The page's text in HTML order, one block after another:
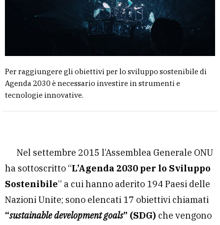
Per raggiungere gli obiettivi per lo sviluppo sostenibile di
Agenda 2030 è necessario investire in strumenti e
tecnologie innovative.
Nel settembre 2015 l’Assemblea Generale ONU
ha sottoscritto “L’Agenda 2030 per lo Sviluppo
Sostenibile” a cui hanno aderito 194 Paesi delle
Nazioni Unite; sono elencati 17 obiettivi chiamati
“sustainable development goals” (SDG) che vengono